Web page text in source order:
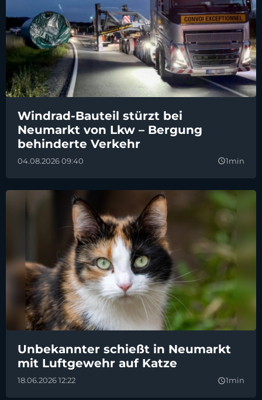
Windrad-Bauteil stürzt bei
Neumarkt von Lkw – Bergung
behinderte Verkehr
04.08.2026 09:40 query_builder1min
Unbekannter schießt in Neumarkt
mit Luftgewehr auf Katze
18.06.2026 12:22 query_builder1min